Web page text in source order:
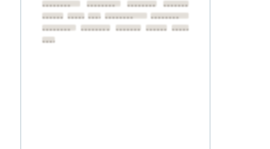
••••••••
•••••••• ••••••••
••••••••
••••••••••••••••••••••••••••••••
••••••••
••••••••
•••••••• •••••••• ••••••••••••••••
••••••••